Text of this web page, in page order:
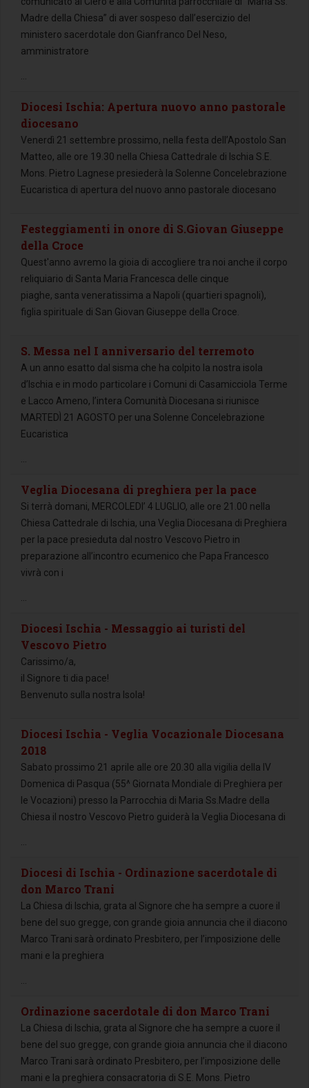
Madre della Chiesa” di aver sospeso dall’esercizio del
ministero sacerdotale don Gianfranco Del Neso,
amministratore
Diocesi Ischia: Apertura nuovo anno pastorale
diocesano
Venerdì 21 settembre prossimo, nella festa dell’Apostolo San
Matteo, alle ore 19.30 nella Chiesa Cattedrale di Ischia S.E.
Mons. Pietro Lagnese presiederà la Solenne Concelebrazione
Eucaristica di apertura del nuovo anno pastorale diocesano
Festeggiamenti in onore di S.Giovan Giuseppe
della Croce
Quest'anno avremo la gioia di accogliere tra noi anche il corpo
reliquiario di Santa Maria Francesca delle cinque
piaghe, santa veneratissima a Napoli (quartieri spagnoli),
figlia spirituale di San Giovan Giuseppe della Croce.
S. Messa nel I anniversario del terremoto
A un anno esatto dal sisma che ha colpito la nostra isola
d’Ischia e in modo particolare i Comuni di Casamicciola Terme
e Lacco Ameno, l’intera Comunità Diocesana si riunisce
MARTEDÌ 21 AGOSTO per una Solenne Concelebrazione
Eucaristica
Veglia Diocesana di preghiera per la pace
Si terrà domani, MERCOLEDI’ 4 LUGLIO, alle ore 21.00 nella
Chiesa Cattedrale di Ischia, una Veglia Diocesana di Preghiera
per la pace presieduta dal nostro Vescovo Pietro in
preparazione all’incontro ecumenico che Papa Francesco
vivrà con i
Diocesi Ischia - Messaggio ai turisti del
Vescovo Pietro
Carissimo/a,
il Signore ti dia pace!
Benvenuto sulla nostra Isola!
Diocesi Ischia - Veglia Vocazionale Diocesana
2018
Sabato prossimo 21 aprile alle ore 20.30 alla vigilia della IV
Domenica di Pasqua (55^ Giornata Mondiale di Preghiera per
le Vocazioni) presso la Parrocchia di Maria Ss.Madre della
Chiesa il nostro Vescovo Pietro guiderà la Veglia Diocesana di
Diocesi di Ischia - Ordinazione sacerdotale di
don Marco Trani
La Chiesa di Ischia, grata al Signore che ha sempre a cuore il
bene del suo gregge, con grande gioia annuncia che il diacono
Marco Trani sarà ordinato Presbitero, per l’imposizione delle
mani e la preghiera
Ordinazione sacerdotale di don Marco Trani
La Chiesa di Ischia, grata al Signore che ha sempre a cuore il
bene del suo gregge, con grande gioia annuncia che il diacono
Marco Trani sarà ordinato Presbitero, per l’imposizione delle
mani e la preghiera consacratoria di S.E. Mons. Pietro